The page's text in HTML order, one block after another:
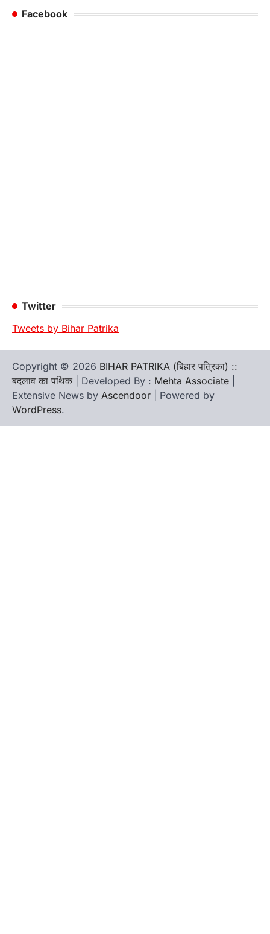
Facebook
Twitter
Tweets by Bihar Patrika
Copyright © 2026 BIHAR PATRIKA (बिहार पत्रिका) ::
बदलाव का पथिक | Developed By : Mehta Associate
Extensive News by Ascendoor | Powered by
WordPress.